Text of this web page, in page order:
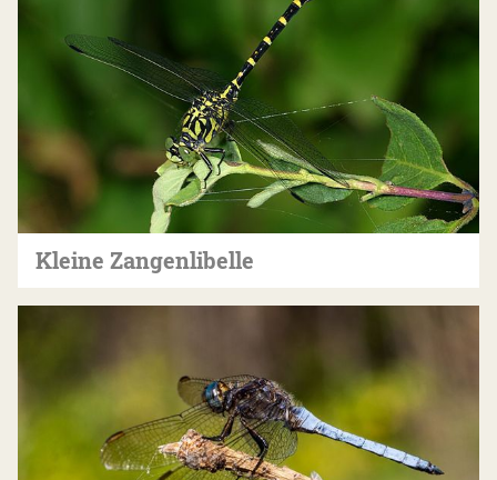
Kleine Zangenlibelle